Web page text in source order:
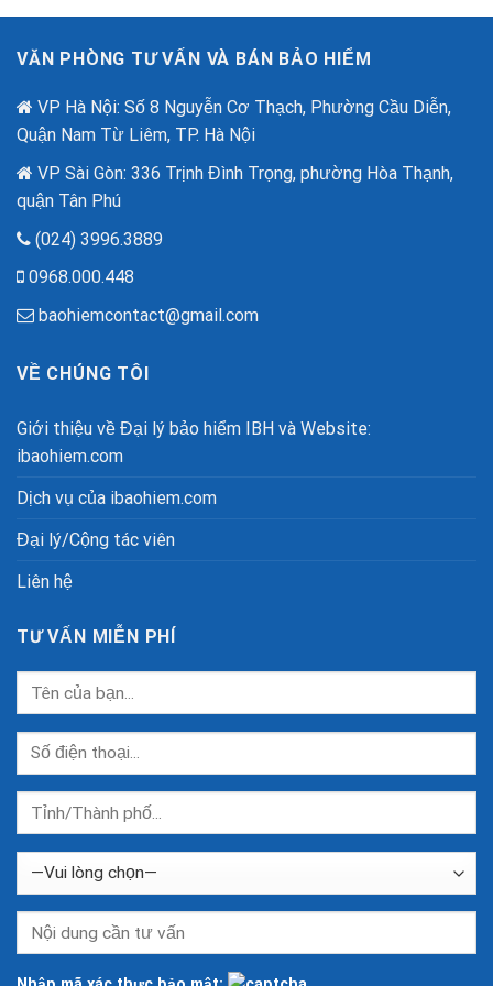
VĂN PHÒNG TƯ VẤN VÀ BÁN BẢO HIỂM
VP Hà Nội: Số 8 Nguyễn Cơ Thạch, Phường Cầu Diễn,
Quận Nam Từ Liêm, TP. Hà Nội
VP Sài Gòn: 336 Trịnh Đình Trọng, phường Hòa Thạnh,
quận Tân Phú
(024) 3996.3889
0968.000.448
baohiemcontact@gmail.com
VỀ CHÚNG TÔI
Giới thiệu về Đại lý bảo hiểm IBH và Website:
ibaohiem.com
Dịch vụ của ibaohiem.com
Đại lý/Cộng tác viên
Liên hệ
TƯ VẤN MIỄN PHÍ